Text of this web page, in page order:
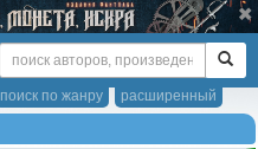
расширенный
поиск по жанру